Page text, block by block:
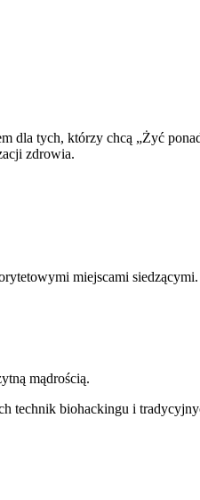
dla tych, którzy chcą „Żyć
zdrowia.
miejscami siedzącymi.
mądrością.
technik biohackingu i